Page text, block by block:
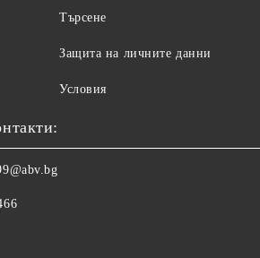
Търсене
Защита на личните данни
Условия